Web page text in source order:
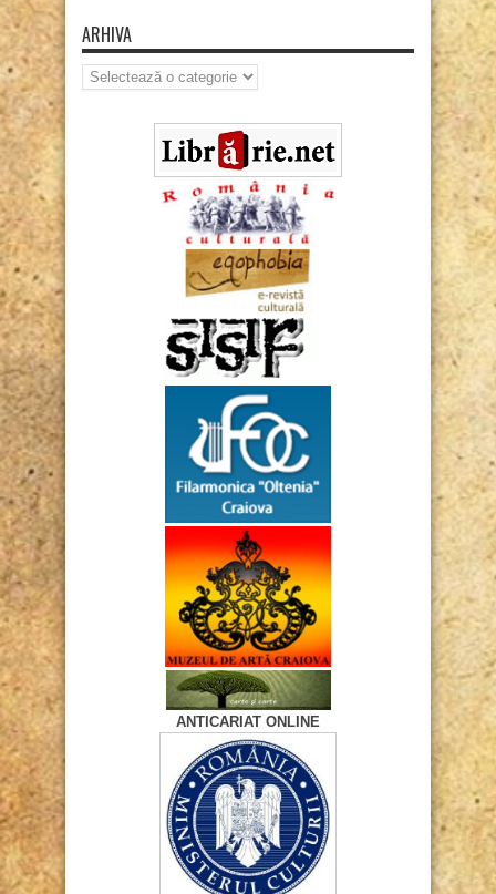
ARHIVA
Arhiva
ANTICARIAT ONLINE